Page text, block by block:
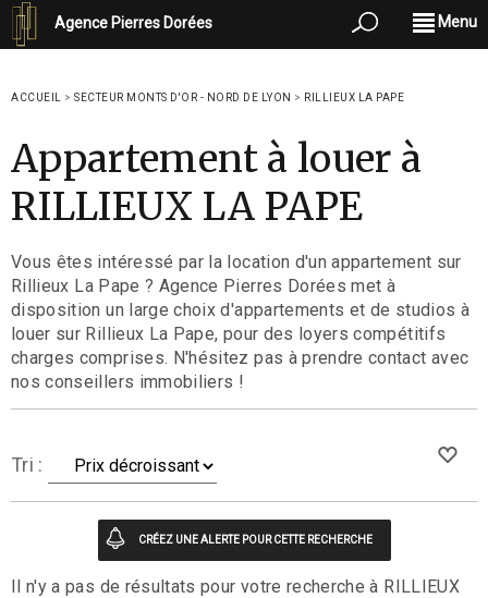
Agence Pierres Dorées Menu
ACCUEIL > SECTEUR MONTS D'OR - NORD DE LYON > RILLIEUX LA PAPE
Appartement à louer à
RILLIEUX LA PAPE
Vous êtes intéressé par la location d'un appartement sur
Rillieux La Pape ? Agence Pierres Dorées met à
disposition un large choix d'appartements et de studios à
louer sur Rillieux La Pape, pour des loyers compétitifs
charges comprises. N'hésitez pas à prendre contact avec
nos conseillers immobiliers !
Tri :
Il n'y a pas de résultats pour votre recherche à RILLIEUX